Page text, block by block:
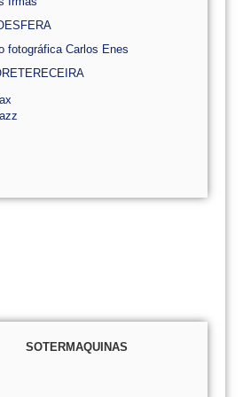
fotográfica Carlos Enes
SOTERMAQUINAS